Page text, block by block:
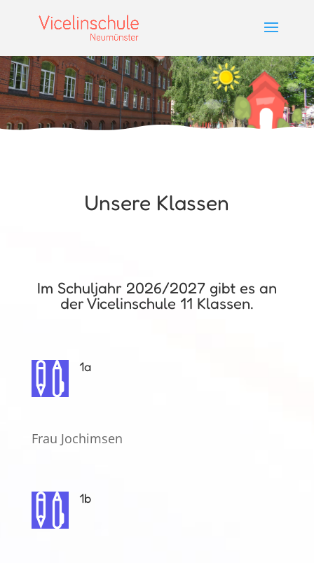
Unsere Klassen
Im Schuljahr 2026/2027 gibt es an
der Vicelinschule 11 Klassen.
 1a
Frau Jochimsen
 1b